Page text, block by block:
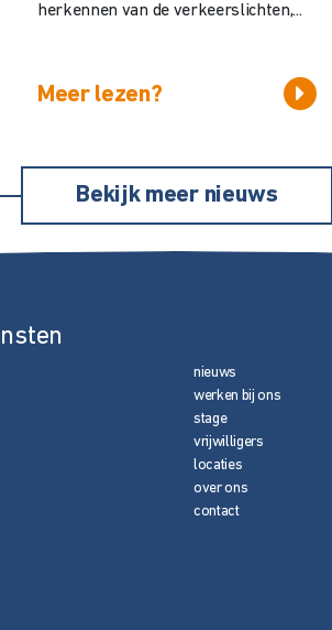
herkennen van de verkeerslichten,...
Meer lezen?
Bekijk meer nieuws
nieuws
werken bij ons
stage
vrijwilligers
locaties
over ons
contact